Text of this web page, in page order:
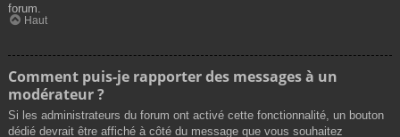
forum.
Haut
Comment puis-je rapporter des messages à un
modérateur ?
Si les administrateurs du forum ont activé cette fonctionnalité, un bouton
dédié devrait être affiché à côté du message que vous souhaitez